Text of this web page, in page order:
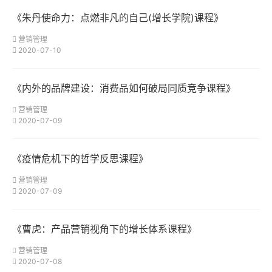
《朱丹使命力：点燃非凡的自己(增长学院)课程》
营销管理
2020-07-10
《内外的品牌建设：消费品如何破局同质竞争课程》
营销管理
2020-07-09
《疫情危机下的哲学反思课程》
营销管理
2020-07-09
《曹虎：产品营销视角下的增长体系课程》
营销管理
2020-07-08